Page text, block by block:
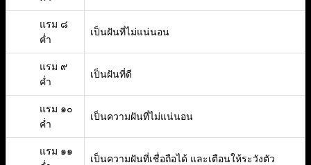
แรม ๘
ค่ำ
เป็นฝันที่ไม่แน่นอน
แรม ๙
ค่ำ
เป็นฝันที่ดี
แรม ๑๐
ค่ำ
เป็นความฝันที่ไม่แน่นอน
แรม ๑๑
เป็นความฝันที่เชื่อถือได้ และเตือนให้ระวังตัว